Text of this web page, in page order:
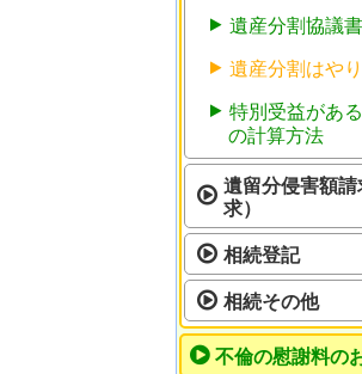
遺産分割協議
遺産分割はや
特別受益があ
の計算方法
遺留分侵害額
求）
相続登記
相続その他
不倫の慰謝料の